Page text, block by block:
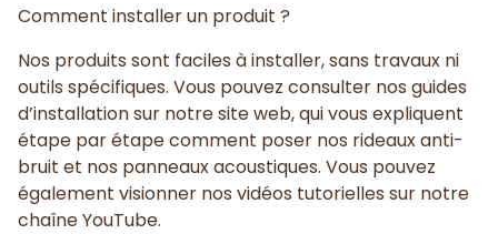
Comment installer un produit ?
Nos produits sont faciles à installer, sans travaux ni
outils spécifiques. Vous pouvez consulter nos guides
d’installation sur notre site web, qui vous expliquent
étape par étape comment poser nos rideaux anti-
bruit et nos panneaux acoustiques. Vous pouvez
également visionner nos vidéos tutorielles sur notre
chaîne YouTube.